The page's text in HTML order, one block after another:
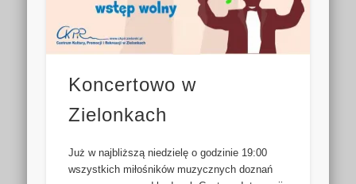
Koncertowo w
Zielonkach
Już w najbliższą niedzielę o godzinie 19:00
wszystkich miłośników muzycznych doznań